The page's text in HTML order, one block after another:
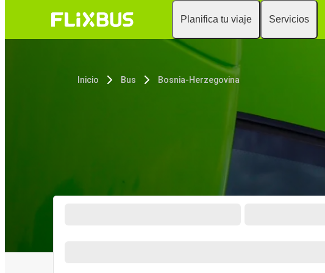
Planifica tu viaje Servicios
Inicio Bus Bosnia-Herzegovina